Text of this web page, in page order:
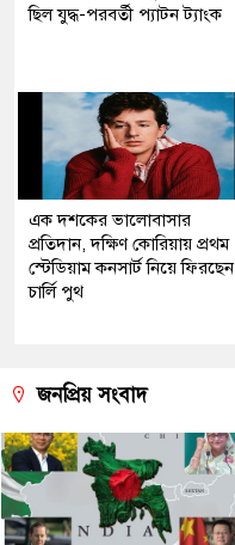
ছিল যুদ্ধ-পরবর্তী প্যাটন ট্যাংক
এক দশকের ভালোবাসার
প্রতিদান, দক্ষিণ কোরিয়ায় প্রথম
স্টেডিয়াম কনসার্ট নিয়ে ফিরছেন
চার্লি পুথ
জনপ্রিয় সংবাদ